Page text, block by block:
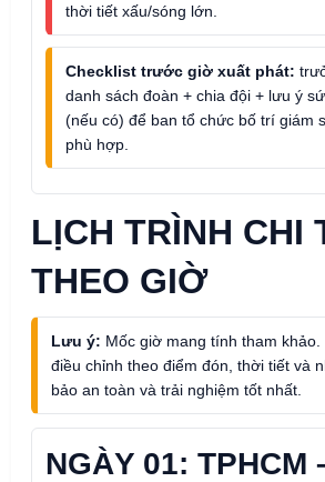
thời tiết xấu/sóng lớn.
Checklist trước giờ xuất phát:
danh sách đoàn + chia đội + lưu ý
(nếu có) để ban tổ chức bố trí giám
phù hợp.
LỊCH TRÌNH CHI
THEO GIỜ
Lưu ý: Mốc giờ mang tính tham
điều chỉnh theo điểm đón, thời tiết và
bảo an toàn và trải nghiệm tốt nhất.
NGÀY 01: TPHCM